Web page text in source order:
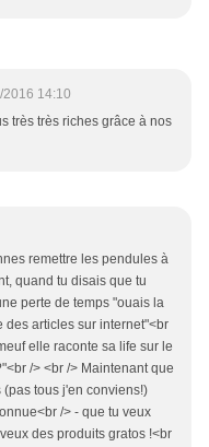
2016 14:10
très très riches grâce à nos
remettre les pendules à
quand tu disais que tu
perte de temps "ouais la
des articles sur internet"<br
elle raconte sa life sur le
/> <br /> Maintenant que
tous j'en conviens!)
/> - que tu veux
des produits gratos !<br